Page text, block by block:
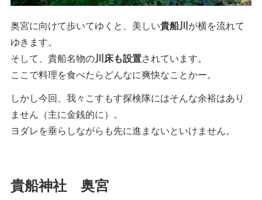
奥宮に向けて歩いてゆくと、美しい貴船川が横を流れて
ゆきます。
そして、貴船名物の川床も設置されています。
ここで料理を食べたらどんなに爽快なことかー。
しかし今回、我々こすもす探検隊にはそんな余裕はあり
ません（主に金銭的に）。
ヨダレを垂らしながらも先に進まないといけません。
貴船神社 奥宮